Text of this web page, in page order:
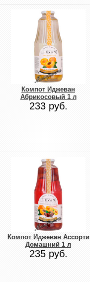
Компот Иджеван
Абрикосовый 1 л
233 руб.
Компот Иджеван Ассорти
Домашний 1 л
235 руб.